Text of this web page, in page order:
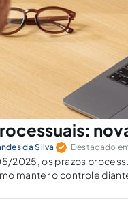
da Silva Destacado
2025, os prazos
manter o controle